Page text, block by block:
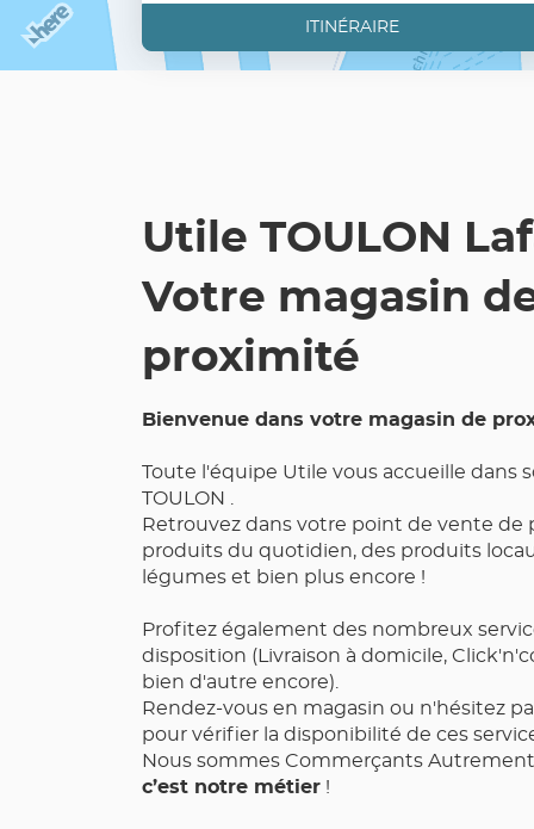
ITINÉRAIRE
JUSQU'AU
POINT
DE
Utile TOULON
Votre magasin
proximité
Bienvenue dans votre magasin de
Toute l'équipe Utile vous accueille dans
TOULON .
Retrouvez dans votre point de vente de
produits du quotidien, des produits
légumes et bien plus encore !
Profitez également des nombreux
disposition (Livraison à domicile,
bien d'autre encore).
Rendez-vous en magasin ou n'hésitez
pour vérifier la disponibilité de ces
Nous sommes Commerçants
c’est notre métier !